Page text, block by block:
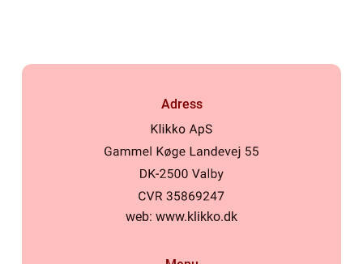
Adress
web: www.klikko.dk